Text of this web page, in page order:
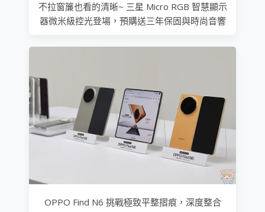
不拉窗簾也看的清晰~ 三星 Micro RGB 智慧顯示
器微米級控光登場，預購送三年保固與時尚音響
OPPO Find N6 挑戰極致平整摺痕，深度整合